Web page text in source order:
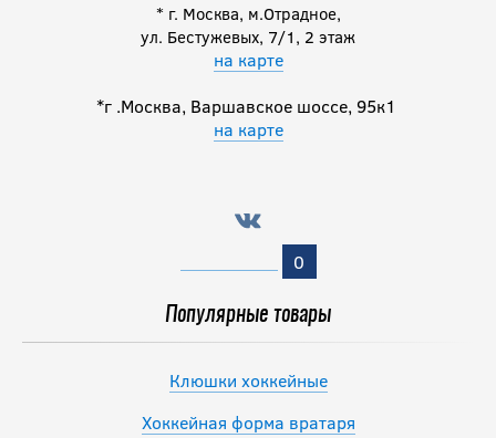
* г. Москва, м.Отрадное,
ул. Бестужевых, 7/1, 2 этаж
на карте
*г .Москва, Варшавское шоссе, 95к1
на карте
0
Популярные товары
Клюшки хоккейные
Хоккейная форма вратаря